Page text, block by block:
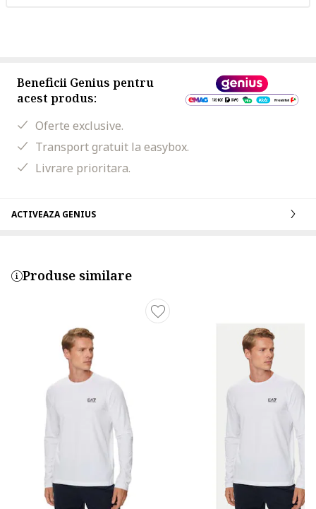
Beneficii Genius pentru
acest produs:
Oferte exclusive.
Transport gratuit la easybox.
Livrare prioritara.
ACTIVEAZA GENIUS
Produse similare